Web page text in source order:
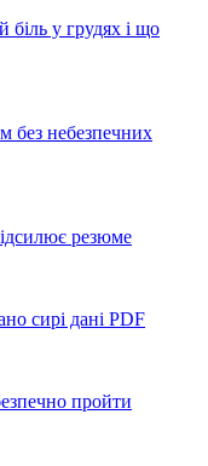
біль у грудях і що
без небезпечних
резюме
сирі дані PDF
пройти